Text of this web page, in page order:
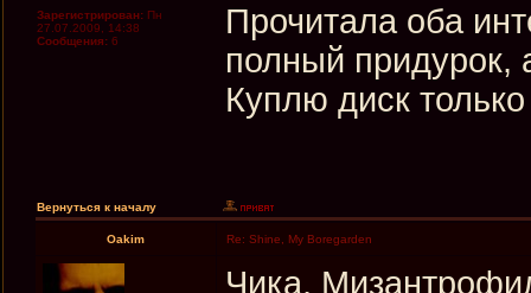
Зарегистрирован: Пн
27.07.2009, 14:38
Сообщения: 6
Прочитала оба
полный придурок,
Куплю диск
Вернуться к началу
Oakim Re: Shine, My Boregarden
Чика,